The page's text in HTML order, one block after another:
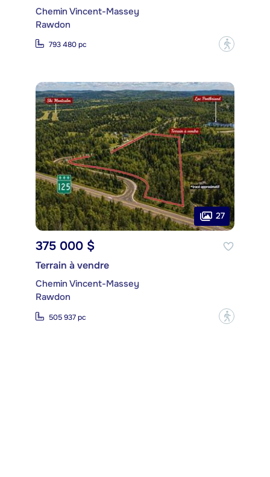
Chemin Vincent-Massey
Rawdon
793 480 pc ?
27
375 000 $
Terrain à vendre
Chemin Vincent-Massey
Rawdon
505 937 pc ?